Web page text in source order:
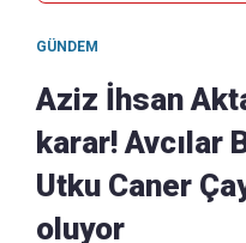
GÜNDEM
Aziz İhsan
karar! Avcılar
Utku Caner
oluyor